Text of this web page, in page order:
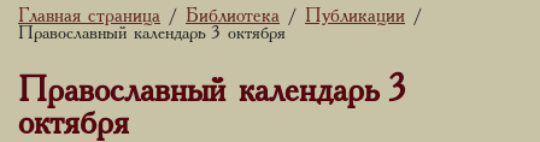
Главная страница / Библиотека / Публикации /
Православный календарь 3 октября
Православный календарь 3
октября